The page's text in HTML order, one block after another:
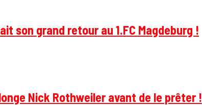
son grand retour au 1.FC Magdeburg !
Nick Rothweiler avant de le prêter !